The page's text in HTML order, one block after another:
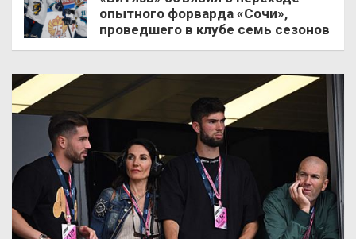
опытного форварда «Сочи»,
проведшего в клубе семь сезонов